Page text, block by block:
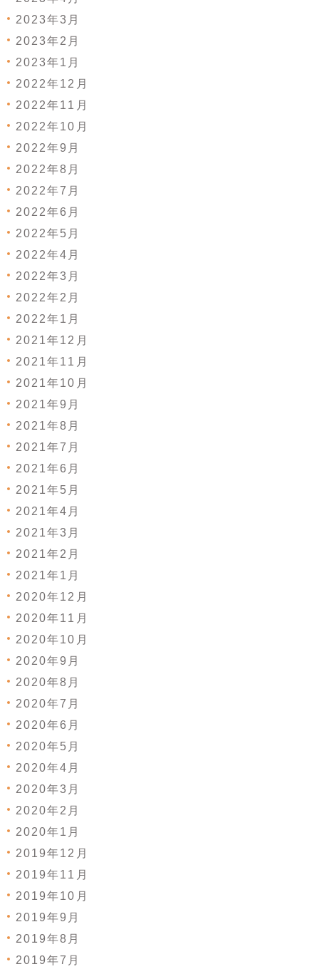
2023年3月
2023年2月
2023年1月
2022年12月
2022年11月
2022年10月
2022年9月
2022年8月
2022年7月
2022年6月
2022年5月
2022年4月
2022年3月
2022年2月
2022年1月
2021年12月
2021年11月
2021年10月
2021年9月
2021年8月
2021年7月
2021年6月
2021年5月
2021年4月
2021年3月
2021年2月
2021年1月
2020年12月
2020年11月
2020年10月
2020年9月
2020年8月
2020年7月
2020年6月
2020年5月
2020年4月
2020年3月
2020年2月
2020年1月
2019年12月
2019年11月
2019年10月
2019年9月
2019年8月
2019年7月